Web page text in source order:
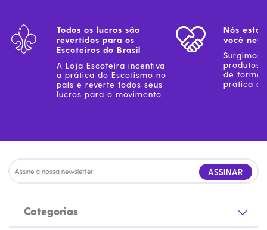
Todos os lucros são
revertidos para os
Escoteiros do Brasil
A Loja Escoteira incentiva
a prática do Escotismo no
país e reverte todos seus
lucros para o movimento.
Nós
você
Surgimos
produtos
de forma
prática
ASSINAR
Categorias